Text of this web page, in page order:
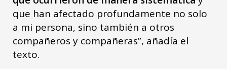
que han afectado profundamente no solo
a mi persona, sino también a otros
compañeros y compañeras”, añadía el
texto.